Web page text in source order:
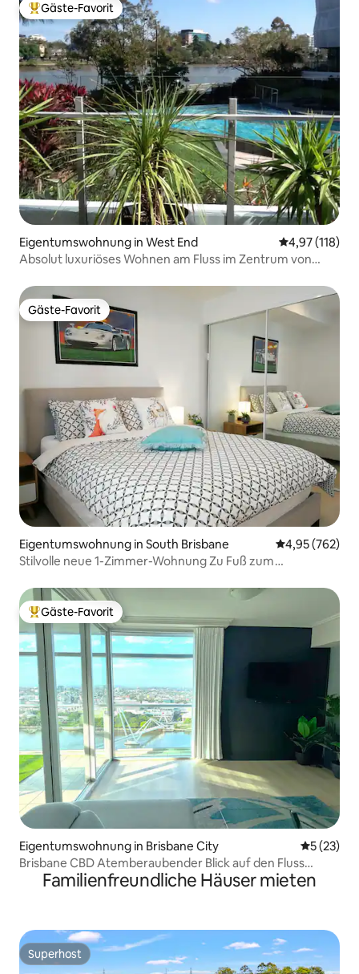
Beliebter Gäste-Favorit.
Gäste-Favorit
Eigentumswohnung in West End
4,97 (118)
Absolut luxuriöses Wohnen am Fluss im Zentrum von
Gäste-Favorit
Gäste-Favorit
Eigentumswohnung in South Brisbane
4,95 (762)
Stilvolle neue 1-Zimmer-Wohnung Zu Fuß zum
Beliebter Gäste-Favorit.
Gäste-Favorit
Eigentumswohnung in Brisbane City
5 (23)
Brisbane CBD Atemberaubender Blick auf den Fluss
Balkon & Parkplatz
Familienfreundliche Häuser mieten
Superhost
Superhost